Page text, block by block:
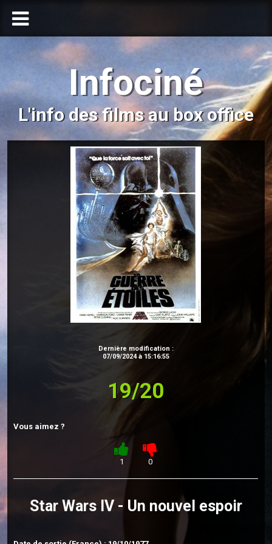
Infociné
L'info des films au box office
Dernière modification :
07/09/2024 à 15:16:55
19/20
Vous aimez ?
1 0
Star Wars IV - Un nouvel espoir